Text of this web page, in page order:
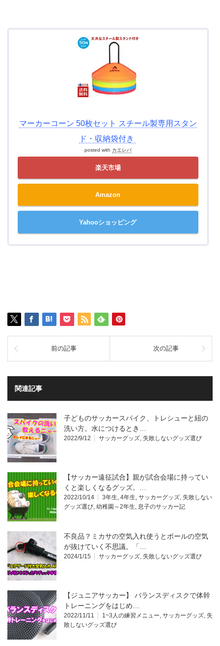
マーカーコーン 50枚セット スチール製専用スタン
ド・収納袋付き
posted with カエレバ
楽天市場
Amazon
Yahooショッピング
前の記事 次の記事
関連記事
子どものサッカースパイク、トレシューと紐の
洗い方。水につけるとき…
2022/9/12 サッカーグッズ 失敗しないグッズ選び
【サッカー遠征試合】親が試合会場に持ってい
くと楽しくなるグッズ。…
2022/10/14 3年生 4年生 サッカーグッズ 失敗しない
グッズ選び 幼稚園～2年生 息子のサッカー記
不良品？ミカサの空気入れ使うとボールの空気
が抜けていく不思議。「…
2024/1/15 サッカーグッズ 失敗しないグッズ選び
【ジュニアサッカー】 バランスディスクで体幹
トレーニングをはじめ…
2022/11/11 1~3人の練習メニュー サッカーグッズ 失
敗しないグッズ選び